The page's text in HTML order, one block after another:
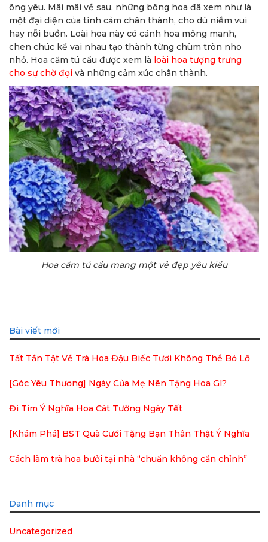
ông yêu. Mãi mãi về sau, những bông hoa đã xem như là
một đại diện của tình cảm chân thành, cho dù niềm vui
hay nỗi buồn. Loài hoa này có cánh hoa mỏng manh,
chen chúc kề vai nhau tạo thành từng chùm tròn nho
nhỏ. Hoa cẩm tú cầu được xem là loài hoa tượng trưng
cho sự chờ đợi và những cảm xúc chân thành.
Hoa cẩm tú cầu mang một vẻ đẹp yêu kiều
Bài viết mới
Tất Tần Tật Về Trà Hoa Đậu Biếc Tươi Không Thể Bỏ Lỡ
[Góc Yêu Thương] Ngày Của Mẹ Nên Tặng Hoa Gì?
Đi Tìm Ý Nghĩa Hoa Cát Tường Ngày Tết
[Khám Phá] BST Quà Cưới Tặng Bạn Thân Thật Ý Nghĩa
Cách làm trà hoa bưởi tại nhà “chuẩn không cần chỉnh”
Danh mục
Uncategorized